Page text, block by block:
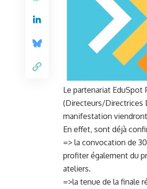
Le partenariat EduSpot
(Directeurs/Directrices
manifestation
En effet, sont déjà
=> la convocation de
profiter également du
ateliers.
=>la tenue de la finale